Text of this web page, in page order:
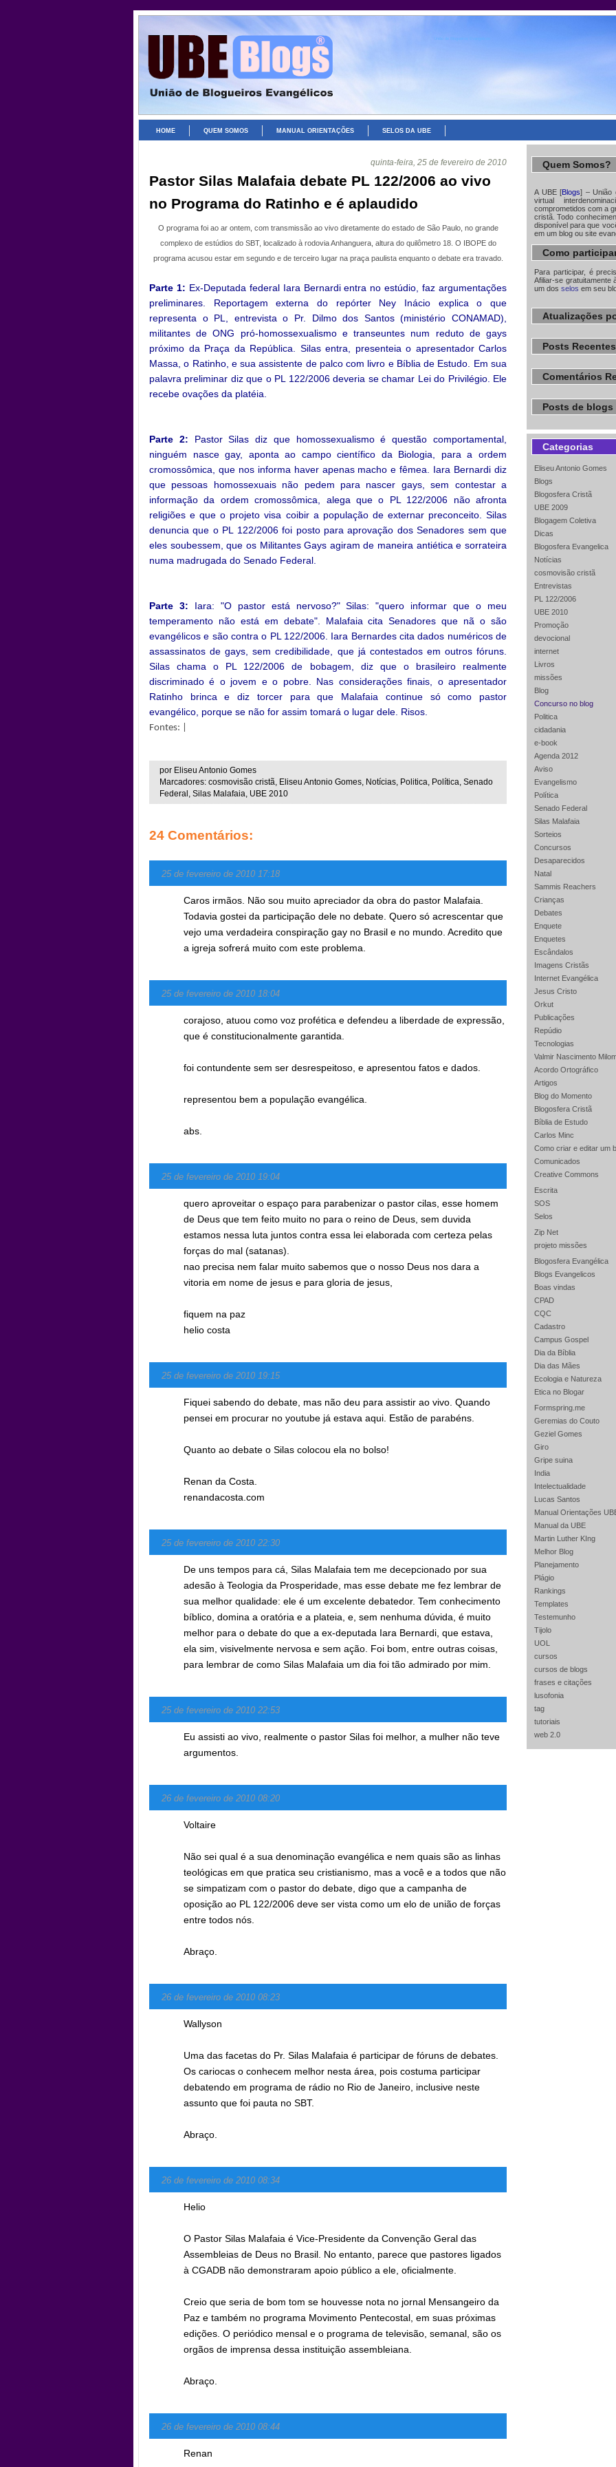
HOME QUEM SOMOS MANUAL ORIENTAÇÕES SELOS DA UBE
quinta-feira, 25 de fevereiro de 2010
Pastor Silas Malafaia debate PL 122/2006 ao vivo
no Programa do Ratinho e é aplaudido
O programa foi ao ar ontem, com transmissão ao vivo diretamente do estado de São Paulo, no grande
complexo de estúdios do SBT, localizado à rodovia Anhanguera, altura do quilômetro 18. O IBOPE do
programa acusou estar em segundo e de terceiro lugar na praça paulista enquanto o debate era travado.
Parte 1: Ex-Deputada federal Iara Bernardi entra no estúdio, faz argumentações
preliminares. Reportagem externa do repórter Ney Inácio explica o que
representa o PL, entrevista o Pr. Dilmo dos Santos (ministério CONAMAD),
militantes de ONG pró-homossexualismo e transeuntes num reduto de gays
próximo da Praça da República. Silas entra, presenteia o apresentador Carlos
Massa, o Ratinho, e sua assistente de palco com livro e Bíblia de Estudo. Em sua
palavra preliminar diz que o PL 122/2006 deveria se chamar Lei do Privilégio. Ele
recebe ovações da platéia.
Parte 2: Pastor Silas diz que homossexualismo é questão comportamental,
ninguém nasce gay, aponta ao campo científico da Biologia, para a ordem
cromossômica, que nos informa haver apenas macho e fêmea. Iara Bernardi diz
que pessoas homossexuais não pedem para nascer gays, sem contestar a
informação da ordem cromossômica, alega que o PL 122/2006 não afronta
religiões e que o projeto visa coibir a população de externar preconceito. Silas
denuncia que o PL 122/2006 foi posto para aprovação dos Senadores sem que
eles soubessem, que os Militantes Gays agiram de maneira antiética e sorrateira
numa madrugada do Senado Federal.
Parte 3:
Iara: "O pastor está nervoso?" Silas: "quero informar que o meu
temperamento não está em debate". Malafaia cita Senadores que nã o são
evangélicos e são contra o PL 122/2006. Iara Bernardes cita dados numéricos de
assassinatos de gays, sem credibilidade, que já contestados em outros fóruns.
Silas chama o PL 122/2006 de bobagem, diz que o brasileiro realmente
discriminado é o jovem e o pobre. Nas considerações finais, o apresentador
Ratinho brinca e diz torcer para que Malafaia continue só como pastor
evangélico, porque se não for assim tomará o lugar dele. Risos.
Fontes: |
por Eliseu Antonio Gomes
Marcadores: cosmovisão cristã, Eliseu Antonio Gomes, Notícias, Politica, Política, Senado
Federal, Silas Malafaia, UBE 2010
24 Comentários:
25 de fevereiro de 2010 17:18
Caros irmãos. Não sou muito apreciador da obra do pastor Malafaia.
Todavia gostei da participação dele no debate. Quero só acrescentar que
vejo uma verdadeira conspiração gay no Brasil e no mundo. Acredito que
a igreja sofrerá muito com este problema.
25 de fevereiro de 2010 18:04
corajoso, atuou como voz profética e defendeu a liberdade de expressão,
que é constitucionalmente garantida.
foi contundente sem ser desrespeitoso, e apresentou fatos e dados.
representou bem a população evangélica.
abs.
25 de fevereiro de 2010 19:04
quero aproveitar o espaço para parabenizar o pastor cilas, esse homem
de Deus que tem feito muito no para o reino de Deus, sem duvida
estamos nessa luta juntos contra essa lei elaborada com certeza pelas
forças do mal (satanas).
nao precisa nem falar muito sabemos que o nosso Deus nos dara a
vitoria em nome de jesus e para gloria de jesus,
fiquem na paz
helio costa
25 de fevereiro de 2010 19:15
Fiquei sabendo do debate, mas não deu para assistir ao vivo. Quando
pensei em procurar no youtube já estava aqui. Estão de parabéns.
Quanto ao debate o Silas colocou ela no bolso!
Renan da Costa.
renandacosta.com
25 de fevereiro de 2010 22:30
De uns tempos para cá, Silas Malafaia tem me decepcionado por sua
adesão à Teologia da Prosperidade, mas esse debate me fez lembrar de
sua melhor qualidade: ele é um excelente debatedor. Tem conhecimento
bíblico, domina a oratória e a plateia, e, sem nenhuma dúvida, é muito
melhor para o debate do que a ex-deputada Iara Bernardi, que estava,
ela sim, visivelmente nervosa e sem ação. Foi bom, entre outras coisas,
para lembrar de como Silas Malafaia um dia foi tão admirado por mim.
25 de fevereiro de 2010 22:53
Eu assisti ao vivo, realmente o pastor Silas foi melhor, a mulher não teve
argumentos.
26 de fevereiro de 2010 08:20
Voltaire
Não sei qual é a sua denominação evangélica e nem quais são as linhas
teológicas em que pratica seu cristianismo, mas a você e a todos que não
se simpatizam com o pastor do debate, digo que a campanha de
oposição ao PL 122/2006 deve ser vista como um elo de união de forças
entre todos nós.
Abraço.
26 de fevereiro de 2010 08:23
Wallyson
Uma das facetas do Pr. Silas Malafaia é participar de fóruns de debates.
Os cariocas o conhecem melhor nesta área, pois costuma participar
debatendo em programa de rádio no Rio de Janeiro, inclusive neste
assunto que foi pauta no SBT.
Abraço.
26 de fevereiro de 2010 08:34
Helio
O Pastor Silas Malafaia é Vice-Presidente da Convenção Geral das
Assembleias de Deus no Brasil. No entanto, parece que pastores ligados
à CGADB não demonstraram apoio público a ele, oficialmente.
Creio que seria de bom tom se houvesse nota no jornal Mensangeiro da
Paz e também no programa Movimento Pentecostal, em suas próximas
edições. O periódico mensal e o programa de televisão, semanal, são os
orgãos de imprensa dessa instituição assembleiana.
Abraço.
26 de fevereiro de 2010 08:44
Renan
Quem Somos?
A UBE [Blogs] – União
virtual
comprometidos com a
cristã. Todo
disponível para que
em um blog ou site
Como
Para participar, é
Afiliar-se gratuitamente
um dos selos em seu
Atualizações
Posts Recentes
Comentários
Posts de
Categorias
Eliseu Antonio Gomes
Blogs
Blogosfera Cristã
UBE 2009
Blogagem Coletiva
Dicas
Blogosfera Evangelica
Notícias
cosmovisão cristã
Entrevistas
PL 122/2006
UBE 2010
Promoção
devocional
internet
Livros
missões
Blog
Concurso no blog
Politica
cidadania
e-book
Agenda 2012
Aviso
Evangelismo
Política
Senado Federal
Silas Malafaia
Sorteios
Concursos
Desaparecidos
Natal
Sammis Reachers
Crianças
Debates
Enquete
Enquetes
Escândalos
Imagens Cristãs
Internet Evangélica
Jesus Cristo
Orkut
Publicações
Repúdio
Tecnologias
Valmir Nascimento
Acordo Ortográfico
Artigos
Blog do Momento
Blogosfera Cristã
Bíblia de Estudo
Carlos Minc
Como criar e editar um
Comunicados
Creative Commons
Escrita
SOS
Selos
Zip Net
projeto missões
Blogosfera Evangélica
Blogs Evangelicos
Boas vindas
CPAD
CQC
Cadastro
Campus Gospel
Dia da Bíblia
Dia das Mães
Ecologia e Natureza
Etica no Blogar
Formspring.me
Geremias do Couto
Geziel Gomes
Giro
Gripe suina
India
Intelectualidade
Lucas Santos
Manual Orientações
Manual da UBE
Martin Luther KIng
Melhor Blog
Planejamento
Plágio
Rankings
Templates
Testemunho
Tijolo
UOL
cursos
cursos de blogs
frases e citações
lusofonia
tag
tutoriais
web 2.0